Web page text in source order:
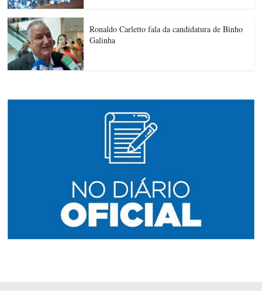
Ronaldo Carletto fala da candidatura de Binho
Galinha